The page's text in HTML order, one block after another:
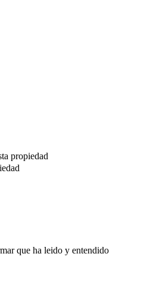
propiedad
que ha leido y entendido